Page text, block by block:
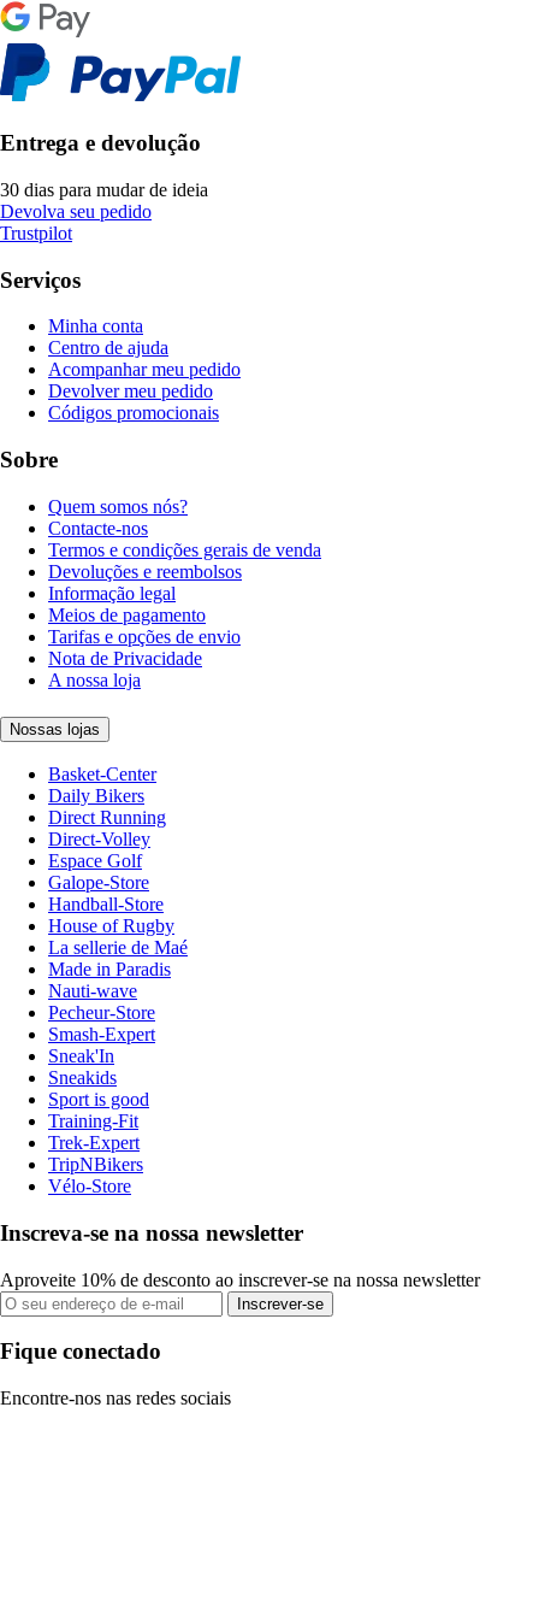
Entrega e devolução
30 dias para mudar de ideia
Devolva seu pedido
Trustpilot
Serviços
Minha conta
Centro de ajuda
Acompanhar meu pedido
Devolver meu pedido
Códigos promocionais
Sobre
Quem somos nós?
Contacte-nos
Termos e condições gerais de venda
Devoluções e reembolsos
Informação legal
Meios de pagamento
Tarifas e opções de envio
Nota de Privacidade
A nossa loja
Nossas lojas
Basket-Center
Daily Bikers
Direct Running
Direct-Volley
Espace Golf
Galope-Store
Handball-Store
House of Rugby
La sellerie de Maé
Made in Paradis
Nauti-wave
Pecheur-Store
Smash-Expert
Sneak'In
Sneakids
Sport is good
Training-Fit
Trek-Expert
TripNBikers
Vélo-Store
Inscreva-se na nossa newsletter
Aproveite 10% de desconto ao inscrever-se na nossa newsletter
Inscrever-se
Fique conectado
Encontre-nos nas redes sociais